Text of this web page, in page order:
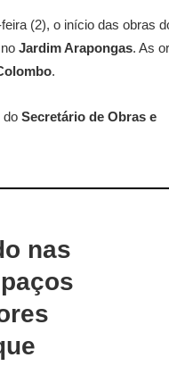
(2), o início das obras
Jardim Arapongas. As
.
do Secretário de Obras e
nas